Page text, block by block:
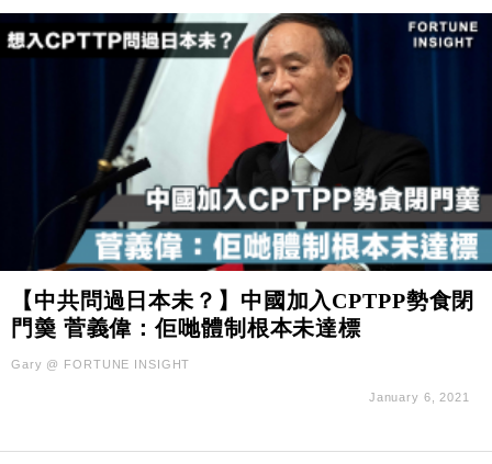
【中共問過日本未？】中國加入CPTPP勢食閉
門羮 菅義偉：佢哋體制根本未達標
Gary @ FORTUNE INSIGHT
January 6, 2021